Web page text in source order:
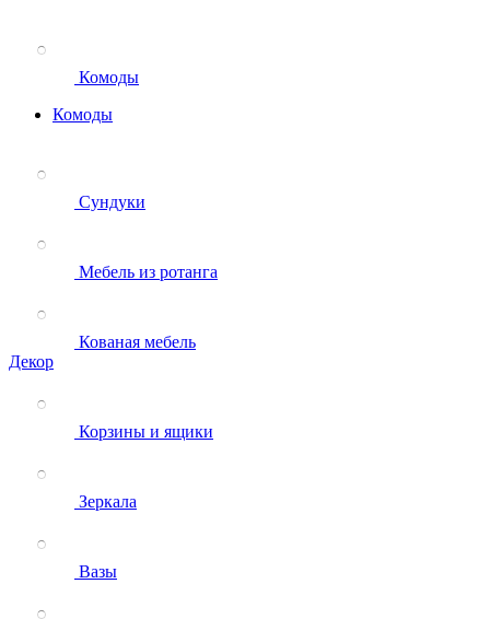
Комоды
Комоды
Сундуки
Мебель из ротанга
Кованая мебель
Декор
Корзины и ящики
Зеркала
Вазы